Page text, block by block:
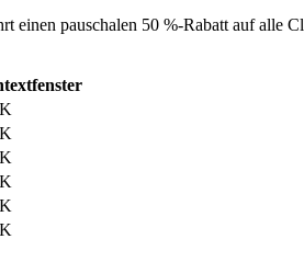
pauschalen 50 %-Rabatt auf alle